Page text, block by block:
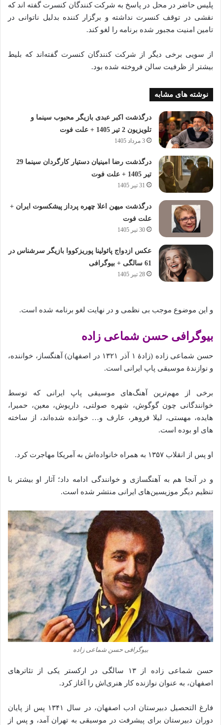
پلیس حاضر در محل در پاسخ به شرکت‌ کنندگان کنسرت گفته‌‌ اند که
نقشی در توقف کنسرت نداشته و برگزار کننده بدلیل ناتوانی در
تامین امنیت مجبور شده برنامه را لغو کند.
از سویی برخی دیگر از شرکت‌ کنندگان کنسرت گفته‌اند که بلیط
بیشتر از ظرفیت سالن فروخته‌ شده‌ بود.
نوشته های مشابه
درگذشت اکبر عبدی بازیگر محبوب سینما و
تلویزیون 2 تیر 1405 + علت فوت
3 مرداد 1405
درگذشت رضا امینیان دستیار کارگردان سینما 29
تیر 1405 + علت فوت
31 تیر 1405
درگذشت میهن اعلا چهره پرداز پیشکسوت ایران +
علت فوت
30 تیر 1405
عکس ازدواج پائولینا پوریزکووا بازیگر سرشناس در
61 سالگی + بیوگرافی
28 تیر 1405
و این موضوع موجب بی نظمی و در نهایت لغو برنامه شده است.
بیوگرافی حسن شماعی‌ زاده
حسن شماعی‌ زاده (زادهٔ ۱ آذر ۱۳۲۱ در اصفهان) آهنگساز، خواننده،
و نوازندهٔ موسیقی پاپ ایرانی است.
برخی از مهم‌ترین آهنگ‌های موسیقی پاپ ایرانی که توسط
خوانندگانی چون گوگوش، شهره صولتی، داریوش، معین، حمیرا،
هایده، مهستی، لیلا فروهر، عارف و… خوانده شده‌‌اند، از ساخته‌‍‌‌
های او بوده‌‌‌ است.
او پس از انقلاب ۱۳۵۷ به همراه خانواده‌اش به آمریکا مهاجرت کرد.
و در آنجا هم به آهنگسازی و خوانندگی ادامه داد؛ آثار او بیشتر با
تنظیم دیگر موزیسین‌های ایرانی منتشر شده‌ است.
بیوگرافی حسن شماعی‌ زاده
حسن شماعی‌ زاده از ۱۳ سالگی در ارکستر یکی از تئاترهای
اصفهان، به عنوان نوازنده کار هنری‌اش را آغاز کرد.
فارغ‌ التحصیل دبیرستان ادب اصفهان، در سال ۱۳۴۱ پس از پایان
دوران دبیرستان برای پیشرفت در موسیقی به تهران آ‌‌مد، و پس از